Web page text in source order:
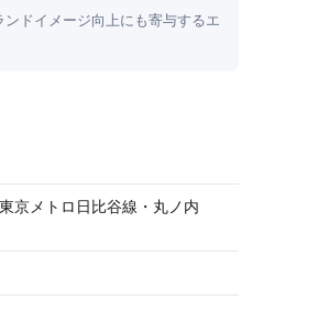
ドイメージ向上にも寄与するエ
京メトロ日比谷線・丸ノ内